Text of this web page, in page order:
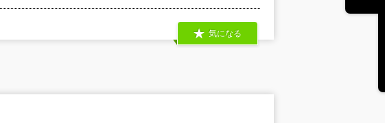
気になる